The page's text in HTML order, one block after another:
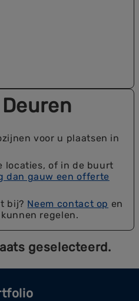
voor u plaatsen in
locaties, of in de buurt
dan gauw een offerte
bij? Neem contact op en
regelen.
geselecteerd.